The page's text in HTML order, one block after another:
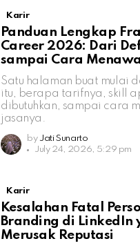
Karir
Panduan Lengkap
Career 2026: Dari
sampai Cara
Satu halaman buat mulai
itu, berapa tarifnya, skill
dibutuhkan, sampai cara
jasanya.
by Jati Sunarto
July 24, 2026, 5:29 pm
Karir
Kesalahan Fatal
Branding di LinkedIn
Merusak Reputasi